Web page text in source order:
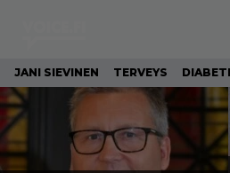
JANI SIEVINEN TERVEYS